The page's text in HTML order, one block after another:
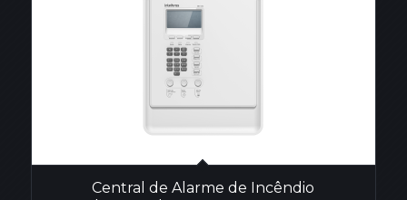
Central de Alarme de Incêndio